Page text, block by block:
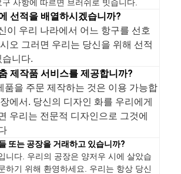
사항에 따르면 브러쉬로 빗습니다.
선적을 배열하시겠습니까?
이 우리 나라에서 어느 항구를 선호
오 그러면 우리는 당신을 위해 선적
습니다.
제작품 서비스를 제공합니까?
품을 주문 제작하는 것은 이용 가능합
에서. 당신의 디자인 화를 우리에게
우리는 전문적 디자인으로 그것에
또는 공장을 거래하고 있습니까?
니다. 우리의 공장은 양저우 시에 살았습
하기 위해 환영하세요. 우리는 항상 당신